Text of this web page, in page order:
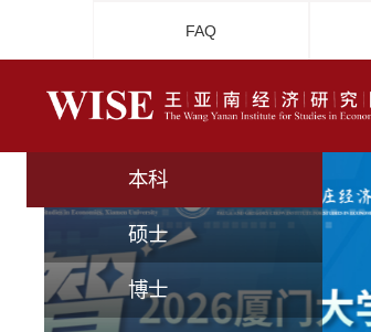
FAQ
本科
硕士
博士